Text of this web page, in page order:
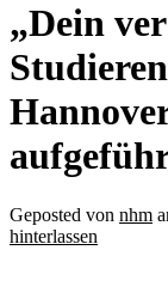
„Dein
Geposted von nhm
hinterlassen